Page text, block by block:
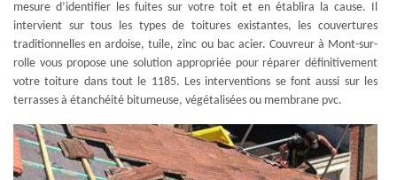
mesure d’identifier les fuites sur votre toit et en établira la cause. Il
intervient sur tous les types de toitures existantes, les couvertures
traditionnelles en ardoise, tuile, zinc ou bac acier. Couvreur à Mont-sur-
rolle vous propose une solution appropriée pour réparer définitivement
votre toiture dans tout le 1185. Les interventions se font aussi sur les
terrasses à étanchéité bitumeuse, végétalisées ou membrane pvc.